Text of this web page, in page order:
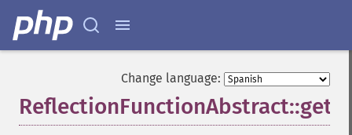
Change language: